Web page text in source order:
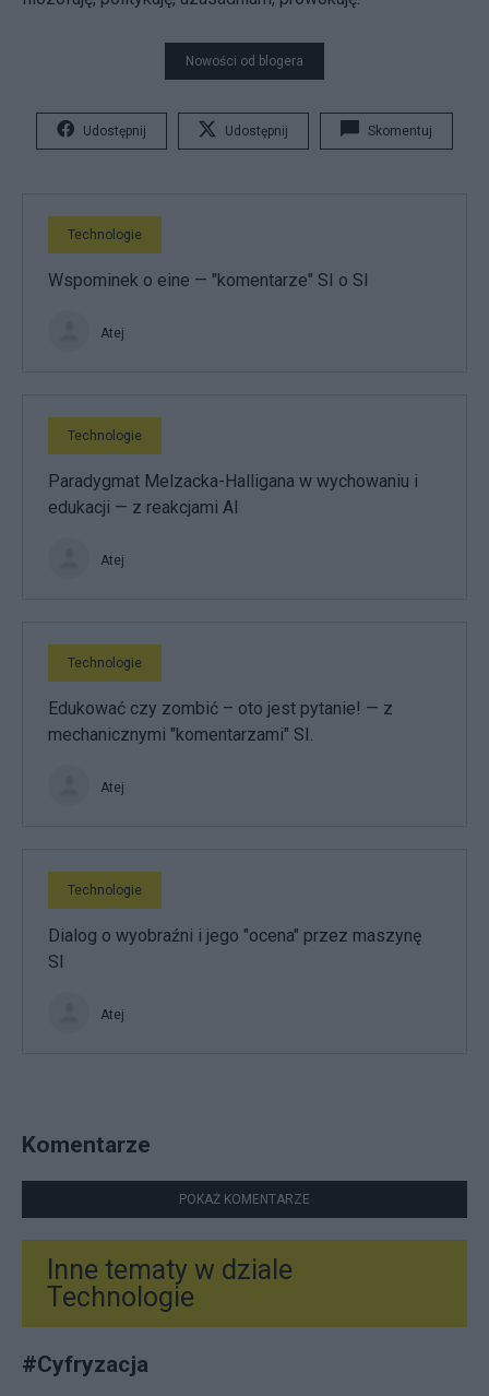
Nowości od blogera
Udostępnij Udostępnij Skomentuj
Technologie
Wspominek o eine — "komentarze" SI o SI
Atej
Technologie
Paradygmat Melzacka-Halligana w wychowaniu i
edukacji — z reakcjami AI
Atej
Technologie
Edukować czy zombić – oto jest pytanie! — z
mechanicznymi "komentarzami" SI.
Atej
Technologie
Dialog o wyobraźni i jego "ocena" przez maszynę
SI
Atej
Komentarze
POKAŻ KOMENTARZE
Inne tematy w dziale
Technologie
#Cyfryzacja